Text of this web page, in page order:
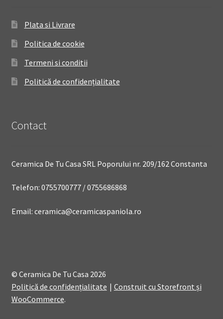
Plata si Livrare
Politica de cookie
Termeni si conditii
Politică de confidențialitate
Contact
Ceramica De Tu Casa SRL Poporului nr. 209/162 Constanta
Telefon: 0755700777 / 0755686868
Email: ceramica@ceramicaspaniola.ro
© Ceramica De Tu Casa 2026
Politică de confidențialitate
Construit cu Storefront și
WooCommerce.